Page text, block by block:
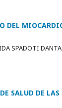
DEL
SPADOTI
SALUD DE